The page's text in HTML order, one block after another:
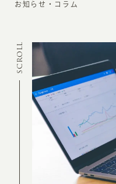
CREATION
MARKETING
お知らせ・コラム
SCROLL